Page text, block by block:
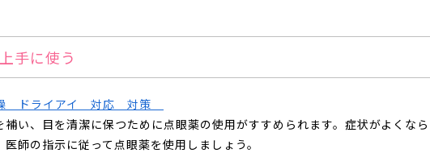
手に使う
補い、目を清潔に保つために点眼薬の使用がすすめられます。症状がよくな
師の指示に従って点眼薬を使用しましょう。